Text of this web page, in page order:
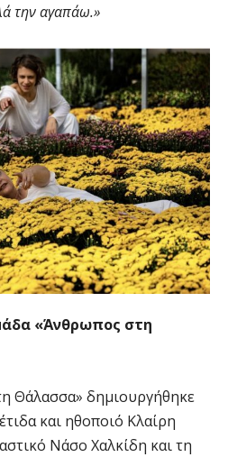
την αγαπάω.»
«Άνθρωπος στη
Θάλασσα» δημιουργήθηκε
και ηθοποιό Κλαίρη
Νάσο Χαλκίδη και τη